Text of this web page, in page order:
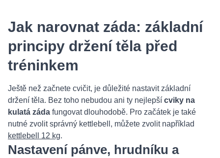
Jak narovnat záda: základní
principy držení těla před
tréninkem
Ještě než začnete cvičit, je důležité nastavit základní
držení těla. Bez toho nebudou ani ty nejlepší cviky na
kulatá záda fungovat dlouhodobě. Pro začátek je také
nutné zvolit správný kettlebell, můžete zvolit například
kettlebell 12 kg.
Nastavení pánve, hrudníku a